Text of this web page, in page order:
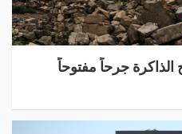
الذاكرة جرحاً مفتوحاً